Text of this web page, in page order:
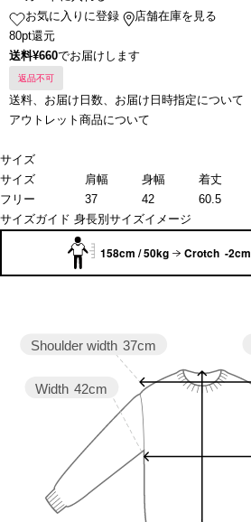
お気に入りに登録
店舗在庫を見る
80pt還元
送料¥660でお届けします
返品不可
送料、お届け日数、お届け日時指定について
アウトレット商品について
サイズ
サイズ
肩幅 身幅 着丈
フリー
37 42 60.5
サイズガイド 身長別サイズイメージ
158cm / 50kg Crotch -2cm
Width 42cm
Shoulder width 37cm